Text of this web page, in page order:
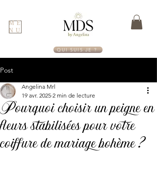
ME
NU
QUI SUIS JE ?
Post
Pourquoi choisir un peigne en
fleurs stabilisées pour votre
coiffure de mariage bohème ?
Angelina Mrl
19 avr. 2025 2 min de lecture